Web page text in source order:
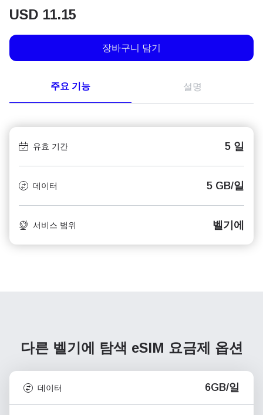
USD 11.15
장바구니 담기
주요 기능 설명
유효 기간 5 일
데이터 5 GB/일
서비스 범위 벨기에
다른 벨기에 탐색 eSIM 요금제 옵션
데이터 6GB/일